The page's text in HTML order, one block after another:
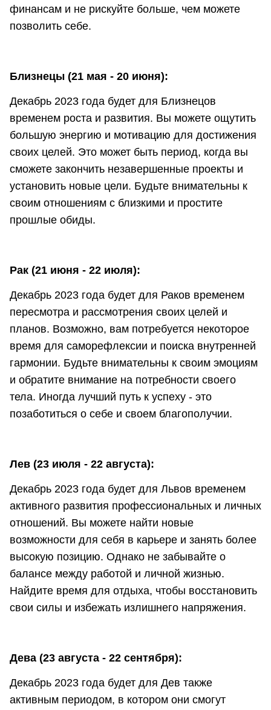
финансам и не рискуйте больше, чем можете
позволить себе.
Близнецы (21 мая - 20 июня):
Декабрь 2023 года будет для Близнецов
временем роста и развития. Вы можете ощутить
большую энергию и мотивацию для достижения
своих целей. Это может быть период, когда вы
сможете закончить незавершенные проекты и
установить новые цели. Будьте внимательны к
своим отношениям с близкими и простите
прошлые обиды.
Рак (21 июня - 22 июля):
Декабрь 2023 года будет для Раков временем
пересмотра и рассмотрения своих целей и
планов. Возможно, вам потребуется некоторое
время для саморефлексии и поиска внутренней
гармонии. Будьте внимательны к своим эмоциям
и обратите внимание на потребности своего
тела. Иногда лучший путь к успеху - это
позаботиться о себе и своем благополучии.
Лев (23 июля - 22 августа):
Декабрь 2023 года будет для Львов временем
активного развития профессиональных и личных
отношений. Вы можете найти новые
возможности для себя в карьере и занять более
высокую позицию. Однако не забывайте о
балансе между работой и личной жизнью.
Найдите время для отдыха, чтобы восстановить
свои силы и избежать излишнего напряжения.
Дева (23 августа - 22 сентября):
Декабрь 2023 года будет для Дев также
активным периодом, в котором они смогут